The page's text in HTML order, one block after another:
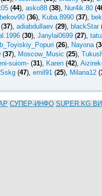
(44), asko88 (38), Nur4ik.80 (
(36), Kuba.8990 (37),
(37), adiabdullaev (29), blackStar
(30), Janylai0699 (27),
(26), Nayona(
(37), Moscow_Music (25),
suiom- (31), Karen (42),
Sskg (47), emil91 (25), Milana12 (
СУПЕР-ИНФО SUPER.KG